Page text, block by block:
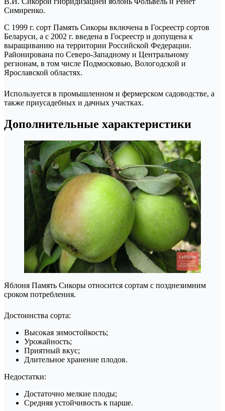
Симиренко.
С 1999 г. сорт Память Сикоры включена в Госреестр сортов
Беларуси, а с 2002 г. введена в Госреестр и допущена к
выращиванию на территории Российской Федерации.
Районирована по Северо-Западному и Центральному
регионам, в том числе Подмосковью, Вологодской и
Ярославской областях.
Используется в промышленном и фермерском садоводстве, а
также приусадебных и дачных участках.
Дополнительные характеристики
Яблоня Память Сикоры относится сортам с позднезимним
сроком потребления.
Достоинства сорта:
Высокая зимостойкость;
Урожайность;
Приятный вкус;
Длительное хранение плодов.
Недостатки:
Достаточно мелкие плоды;
Средняя устойчивость к парше.